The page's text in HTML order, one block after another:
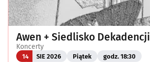
Awen + Siedlisko Dekadencji
Koncerty
14 SIE 2026 Piątek godz. 18:30